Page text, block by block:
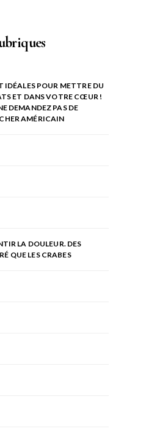
IDÉALES POUR METTRE DU
ET DANS VOTRE CŒUR !
DEMANDEZ PAS DE
AMÉRICAIN
LA DOULEUR. DES
QUE LES CRABES